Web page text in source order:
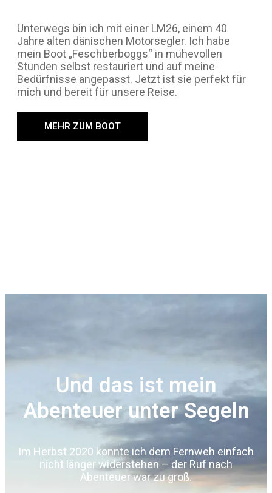
Unterwegs bin ich mit einer LM26, einem 40
Jahre alten dänischen Motorsegler. Ich habe
mein Boot „Feschberboggs“ in mühevollen
Stunden selbst restauriert und auf meine
Bedürfnisse angepasst. Jetzt ist sie perfekt für
mich und bereit für unsere Reise.
MEHR ZUM BOOT
Und das ist mein
Abenteuer unter Segeln
Im Herbst 2020 konnte ich dem Fernweh einfach
nicht länger widerstehen – der Ruf nach
Abenteuer war zu groß.